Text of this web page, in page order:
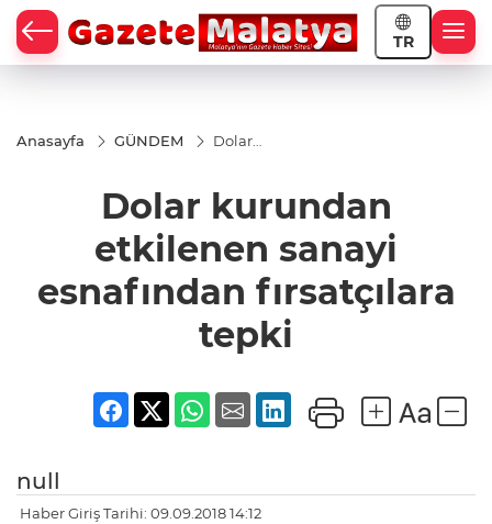
TR
Anasayfa GÜNDEM
Dolar
sanayi
esnafından
tepki
Dolar kurundan
etkilenen sanayi
esnafından fırsatçılara
tepki
null
Haber Giriş Tarihi: 09.09.2018 14:12